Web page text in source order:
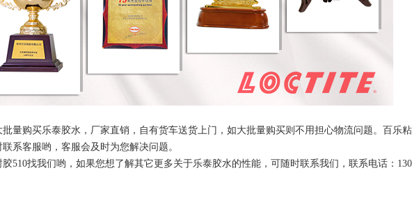
量购买乐泰胶水，厂家直销，自有货车送货上门，如大批量购买则不用担心物流问题。百乐粘
系客服哟，客服会及时为您解决问题。
510找我们哟，如果您想了解其它更多关于乐泰胶水的性能，可随时联系我们，联系电话：